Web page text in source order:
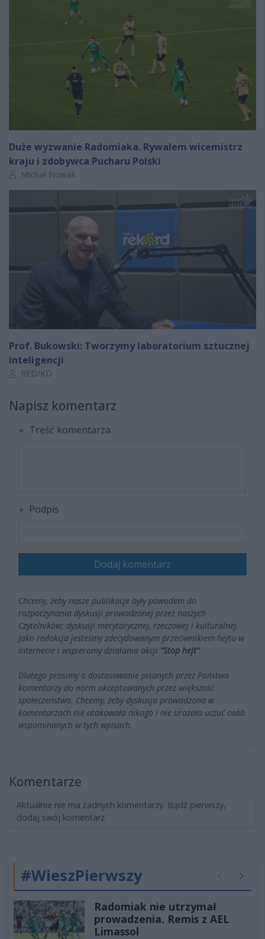
Duże wyzwanie Radomiaka. Rywalem wicemistrz
kraju i zdobywca Pucharu Polski
Autor artykułu:
Michał Nowak
Prof. Bukowski: Tworzymy laboratorium sztucznej
inteligencji
Autor artykułu:
RED/KD
Napisz komentarz
Treść komentarza
Podpis
Dodaj komentarz
Chcemy, żeby nasze publikacje były powodem do
rozpoczynania dyskusji prowadzonej przez naszych
Czytelników; dyskusji merytorycznej, rzeczowej i kulturalnej.
Jako redakcja jesteśmy zdecydowanym przeciwnikiem hejtu w
Internecie i wspieramy działania akcji "Stop hejt".
Dlatego prosimy o dostosowanie pisanych przez Państwa
komentarzy do norm akceptowanych przez większość
społeczeństwa. Chcemy, żeby dyskusja prowadzona w
komentarzach nie atakowała nikogo i nie urażała uczuć osób
wspominanych w tych wpisach.
Komentarze
Aktualnie nie ma żadnych komentarzy. Bądź pierwszy,
dodaj swój komentarz.
#WieszPierwszy Poprzednie
Radomiak nie utrzymał
prowadzenia. Remis z AEL
Limassol